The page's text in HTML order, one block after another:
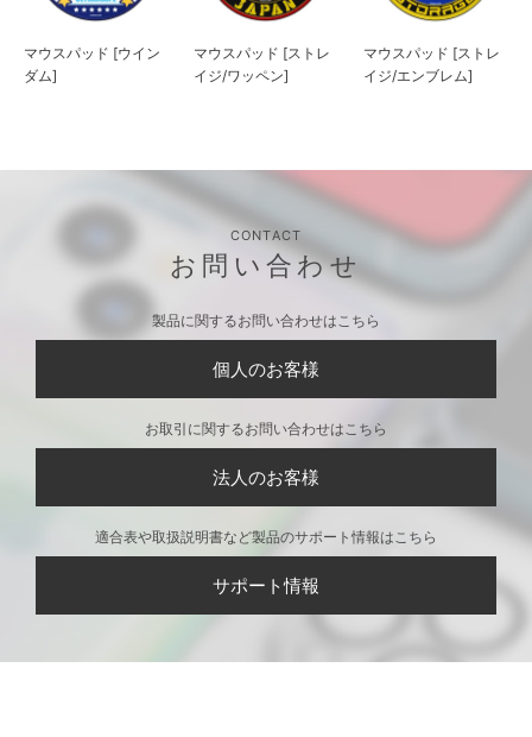
マウスパッド [ウイン
ダム]
マウスパッド [ストレ
イジ/ワッペン]
マウスパッド [ストレ
イジ/エンブレム]
CONTACT
お問い合わせ
製品に関するお問い合わせはこちら
個人のお客様
お取引に関するお問い合わせはこちら
法人のお客様
適合表や取扱説明書など製品のサポート情報はこちら
サポート情報